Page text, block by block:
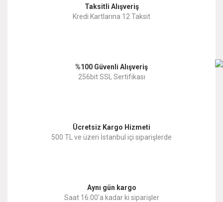
Ürün resmi kalitesiz, bozuk veya görüntülenemiyor.
Ürün fiyatı diğer sitelerden daha pahalı.
Taksitli Alışveriş
Kredi Kartlarına 12 Taksit
%100 Güvenli Alışveriş
256bit SSL Sertifikası
Ücretsiz Kargo Hizmeti
500 TL ve üzeri İstanbul içi siparişlerde
Aynı gün kargo
Saat 16:00'a kadar ki siparişler